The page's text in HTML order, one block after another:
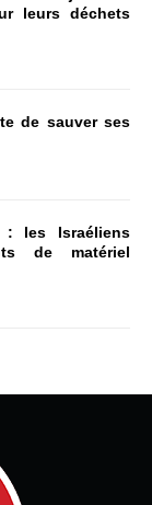
leurs déchets
de sauver ses
les Israéliens
de matériel